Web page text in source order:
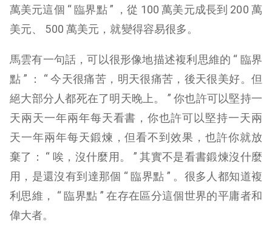
萬美元這個 “ 臨界點 ” ，從 100 萬美元成長到 200 萬
美元、 500 萬美元，就變得容易很多。
馬雲有一句話，可以很形像地描述複利思維的 “ 臨界
點 ” ： “ 今天很痛苦，明天很痛苦，後天很美好。但
絕大部分人都死在了明天晚上。 ” 你也許可以堅持一
天兩天一年兩年每天看書，你也許可以堅持一天兩
天一年兩年每天鍛煉，但看不到效果，也許你就放
棄了： “ 唉，沒什麼用。 ” 其實不是看書鍛煉沒什麼
用，是還沒有到達那個 “ 臨界點 ” 。很多人都知道複
利思維， “ 臨界點 ” 在存在區分這個世界的平庸者和
偉大者。